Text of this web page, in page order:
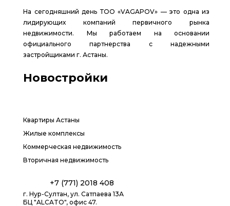
На сегодняшний день ТОО «VAGAPOV» — это одна из
лидирующих компаний первичного рынка
недвижимости. Мы работаем на основании
официального партнерства с надежными
застройщиками г. Астаны.
Новостройки
Квартиры Астаны
Жилые комплексы
Коммерческая недвижимость
Вторичная недвижимость
+7 (771) 2018 408
г. Нур-Султан, ул. Сатпаева 13А
БЦ "ALCATO", офис 47.